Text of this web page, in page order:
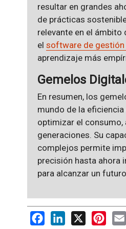
resultar en grandes
de prácticas
relevante en el
el software de
aprendizaje más
Gemelos
En resumen, los
mundo de la
optimizar el consumo,
generaciones. Su
complejos permite
precisión hasta ahora
para alcanzar un
FacebookLinkedIn
X